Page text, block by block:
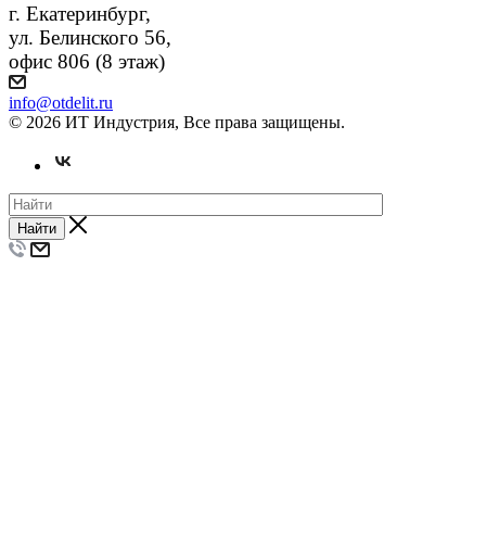
г. Екатеринбург,
ул. Белинского 56,
офис 806 (8 этаж)
info@otdelit.ru
© 2026 ИТ Индустрия, Все права защищены.
Найти